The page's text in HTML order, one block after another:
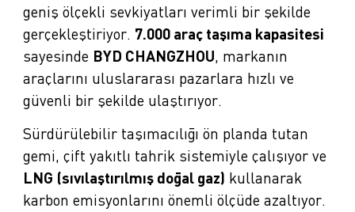
geniş ölçekli sevkiyatları verimli bir şekilde
gerçekleştiriyor. 7.000 araç taşıma kapasitesi
sayesinde BYD CHANGZHOU, markanın
araçlarını uluslararası pazarlara hızlı ve
güvenli bir şekilde ulaştırıyor.
Sürdürülebilir taşımacılığı ön planda tutan
gemi, çift yakıtlı tahrik sistemiyle çalışıyor ve
LNG (sıvılaştırılmış doğal gaz) kullanarak
karbon emisyonlarını önemli ölçüde azaltıyor.